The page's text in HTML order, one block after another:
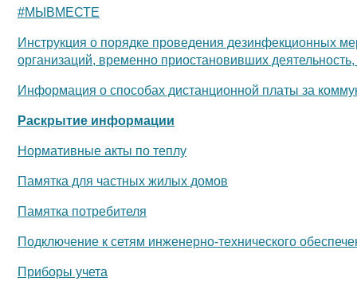
#МЫВМЕСТЕ
Инструкция о порядке проведения дезинфекционных
организаций, временно приостановивших
Информация о способах дистанционной платы за
Раскрытие информации
Нормативные акты по теплу
Памятка для частных жилых домов
Памятка потребителя
Подключение к сетям инженерно-технического
Приборы учета